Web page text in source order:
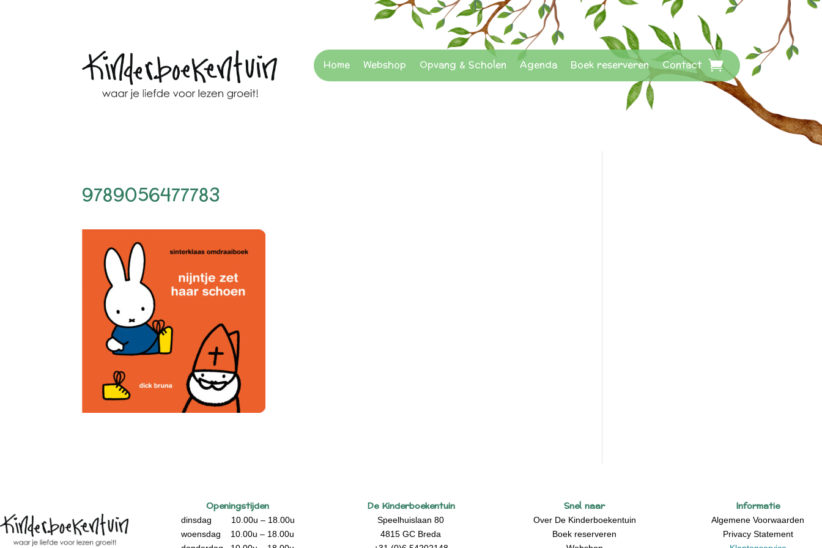
Home Webshop Opvang & Scholen Agenda Boek reserveren Contact
9789056477783
Openingstijden
dinsdag 10.00u – 18.00u
woensdag 10.00u – 18.00u
De Kinderboekentuin
Speelhuislaan 80
4815 GC Breda
Snel naar
Over De Kinderboekentuin
Boek reserveren
Informatie
Algemene Voorwaarden
Privacy Statement